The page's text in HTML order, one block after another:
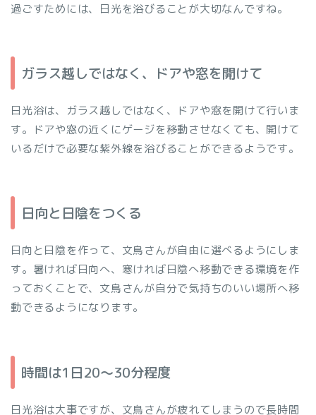
過ごすためには、日光を浴びることが大切なんですね。
ガラス越しではなく、ドアや窓を開けて
日光浴は、ガラス越しではなく、ドアや窓を開けて行いま
す。ドアや窓の近くにゲージを移動させなくても、開けて
いるだけで必要な紫外線を浴びることができるようです。
日向と日陰をつくる
日向と日陰を作って、文鳥さんが自由に選べるようにしま
す。暑ければ日向へ、寒ければ日陰へ移動できる環境を作
っておくことで、文鳥さんが自分で気持ちのいい場所へ移
動できるようになります。
時間は1日20～30分程度
日光浴は大事ですが、文鳥さんが疲れてしまうので長時間